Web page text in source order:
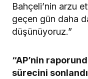
Bahçeli’nin arzu
geçen gün daha
düşünüyoruz.”
“AP’nin
sürecini